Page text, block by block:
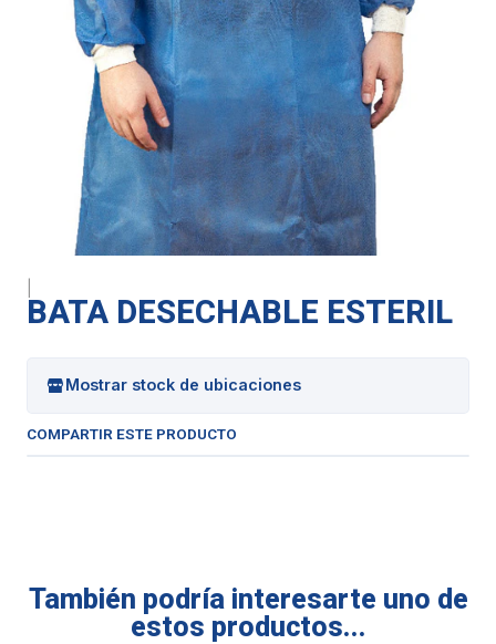
BATA DESECHABLE ESTERIL
Mostrar stock de ubicaciones
COMPARTIR ESTE PRODUCTO
También podría interesarte uno de
estos productos...